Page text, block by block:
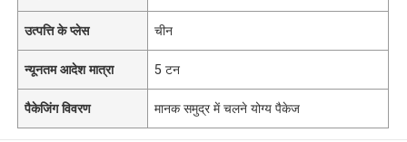
उत्पत्ति के प्लेस चीन
न्यूनतम आदेश मात्रा 5 टन
पैकेजिंग विवरण मानक समुद्र में चलने योग्य पैकेज